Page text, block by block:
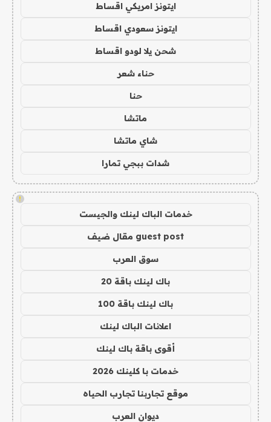
ايتونز امريكي اقساط
ايتونز سعودي اقساط
شحن يلا لودو اقساط
حناء شعر
حنا
ماتشا
شاي ماتشا
شدات ببجي تمارا
!
خدمات الباك لينك والجيست
guest post مقال ضيف
سوق العرب
باك لينك باقة 20
باك لينك باقة 100
اعلانات الباك لينك
أقوى باقة باك لينك
خدمات با كلينك 2026
موقع تجاربنا تجارب الحياه
ديوان العرب